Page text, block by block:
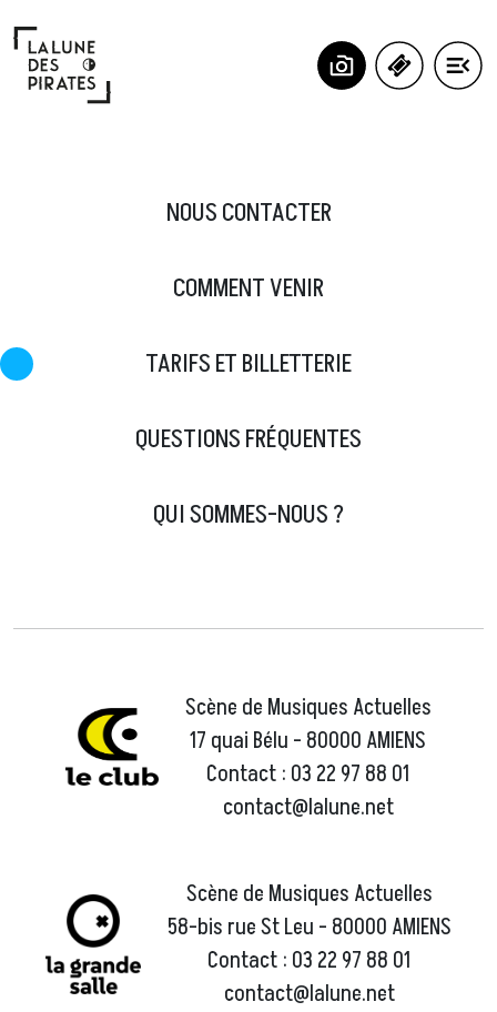
NOUS CONTACTER
COMMENT VENIR
TARIFS ET BILLETTERIE
QUESTIONS FRÉQUENTES
QUI SOMMES-NOUS ?
Scène de Musiques Actuelles
17 quai Bélu - 80000 AMIENS
Contact : 03 22 97 88 01
contact@lalune.net
Scène de Musiques Actuelles
58-bis rue St Leu - 80000 AMIENS
Contact : 03 22 97 88 01
contact@lalune.net